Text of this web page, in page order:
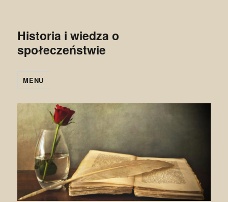
Historia i wiedza o
społeczeństwie
MENU